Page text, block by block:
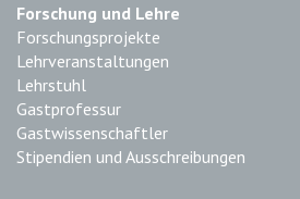
Forschung und Lehre
Forschungsprojekte
Lehrveranstaltungen
Lehrstuhl
Gastprofessur
Gastwissenschaftler
Stipendien und Ausschreibungen